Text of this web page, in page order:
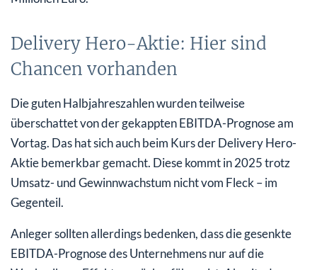
Delivery Hero-Aktie: Hier sind
Chancen vorhanden
Die guten Halbjahreszahlen wurden teilweise
überschattet von der gekappten EBITDA-Prognose am
Vortag. Das hat sich auch beim Kurs der Delivery Hero-
Aktie bemerkbar gemacht. Diese kommt in 2025 trotz
Umsatz- und Gewinnwachstum nicht vom Fleck – im
Gegenteil.
Anleger sollten allerdings bedenken, dass die gesenkte
EBITDA-Prognose des Unternehmens nur auf die